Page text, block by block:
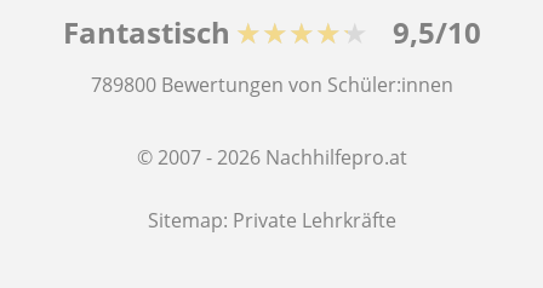
Fantastisch ★★★★★ 9,5/10
789800 Bewertungen von Schüler:innen
© 2007 - 2026 Nachhilfepro.at
Sitemap: Private Lehrkräfte